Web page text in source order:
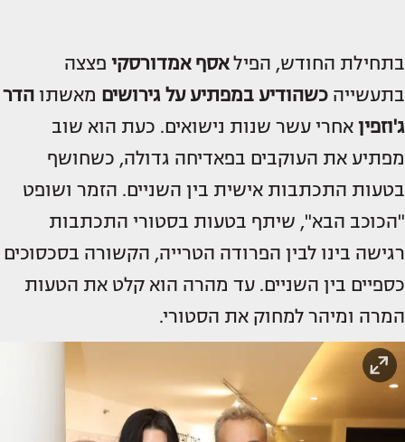
בתחילת החודש, הפילאסףאמדורסקי פצצה
בתעשייה כשהודיע במפתיע על גירושים מאשתו הדר
ג'וזפין אחרי עשר שנות נישואים. כעת הוא שוב
מפתיע את העוקבים בפאדיחה גדולה, כשחושף
בטעות התכתבות אישית בין השניים. הזמר ושופט
"הכוכב הבא", שיתף בטעות בסטורי התכתבות
רגישה בינו לבין הפרודה הטרייה, הקשורה בסכסוכים
כספיים בין השניים. עד מהרה הוא קלט את הטעות
המרה ומיהר למחוק את הסטורי.